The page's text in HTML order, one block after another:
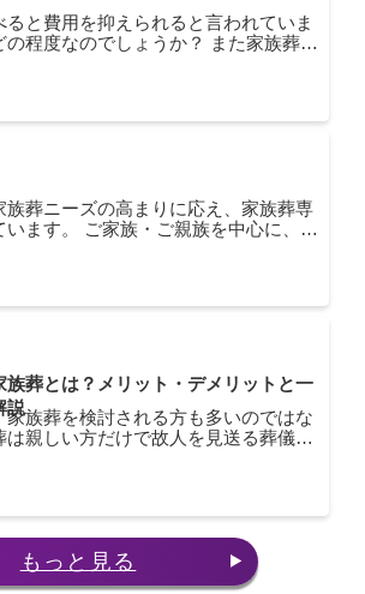
と費用を抑えられると言われていま
程度なのでしょうか？ また家族葬に
訳についてご紹介します。悔いのない
族葬ニーズの高まりに応え、家族葬専
います。 ご家族・ご親族を中心に、親
ひとときをあたたかい想い出の場とな
リット merit 1日1...
族葬とは？メリット・デメリットと一
説
族葬を検討される方も多いのではな
親しい方だけで故人を見送る葬儀形
基礎知識や選ぶ際の注意点を解説して
もっと見る